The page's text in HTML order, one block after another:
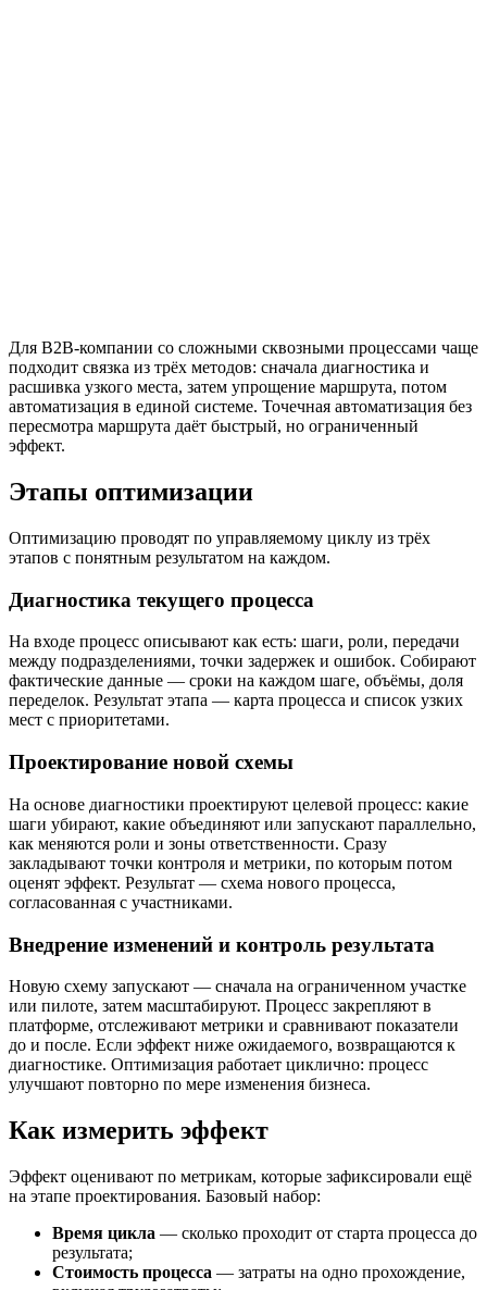
Для B2B-компании со сложными сквозными процессами чаще
подходит связка из трёх методов: сначала диагностика и
расшивка узкого места, затем упрощение маршрута, потом
автоматизация в единой системе. Точечная автоматизация без
пересмотра маршрута даёт быстрый, но ограниченный
эффект.
Этапы оптимизации
Оптимизацию проводят по управляемому циклу из трёх
этапов с понятным результатом на каждом.
Диагностика текущего процесса
На входе процесс описывают как есть: шаги, роли, передачи
между подразделениями, точки задержек и ошибок. Собирают
фактические данные — сроки на каждом шаге, объёмы, доля
переделок. Результат этапа — карта процесса и список узких
мест с приоритетами.
Проектирование новой схемы
На основе диагностики проектируют целевой процесс: какие
шаги убирают, какие объединяют или запускают параллельно,
как меняются роли и зоны ответственности. Сразу
закладывают точки контроля и метрики, по которым потом
оценят эффект. Результат — схема нового процесса,
согласованная с участниками.
Внедрение изменений и контроль результата
Новую схему запускают — сначала на ограниченном участке
или пилоте, затем масштабируют. Процесс закрепляют в
платформе, отслеживают метрики и сравнивают показатели
до и после. Если эффект ниже ожидаемого, возвращаются к
диагностике. Оптимизация работает циклично: процесс
улучшают повторно по мере изменения бизнеса.
Как измерить эффект
Эффект оценивают по метрикам, которые зафиксировали ещё
на этапе проектирования. Базовый набор:
Время цикла — сколько проходит от старта процесса до
результата;
Стоимость процесса — затраты на одно прохождение,